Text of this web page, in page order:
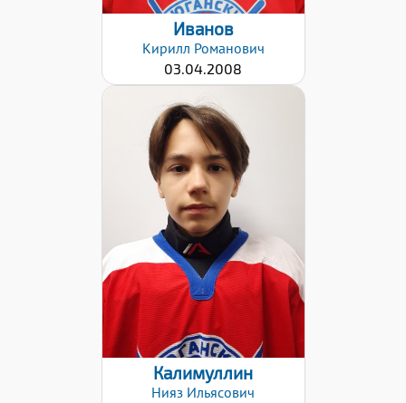
Иванов
Кирилл Романович
03.04.2008
Хват клюшки:
Левый
Дата заявки:
02.02.2021
Калимуллин
Нияз Ильясович